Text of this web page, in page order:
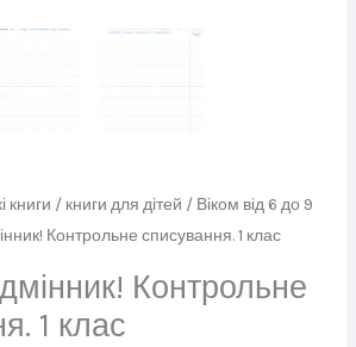
книги / книги для дітей / Віком від 6 до 9
Контрольне списування. 1 клас
Контрольне
1 клас